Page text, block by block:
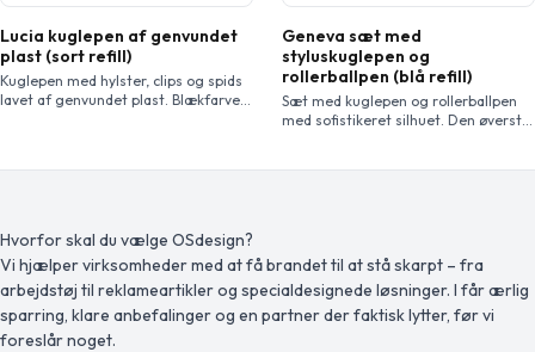
Lucia kuglepen af genvundet
plast (sort refill)
Kuglepen med hylster, clips og spids
lavet af genvundet plast. Blækfarve:
Geneva sæt med
styluskuglepen og
rollerballpen (blå refill)
Sæt med kuglepen og rollerballpen
med sofistikeret silhuet. Den øverste
Hvorfor skal du vælge OSdesign?
Vi hjælper virksomheder med at få brandet til at stå skarpt – fra
arbejdstøj til reklameartikler og specialdesignede løsninger. I får ærlig
sparring, klare anbefalinger og en partner der faktisk lytter, før vi
foreslår noget.